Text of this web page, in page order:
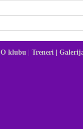
O klubu | Treneri | Galerija